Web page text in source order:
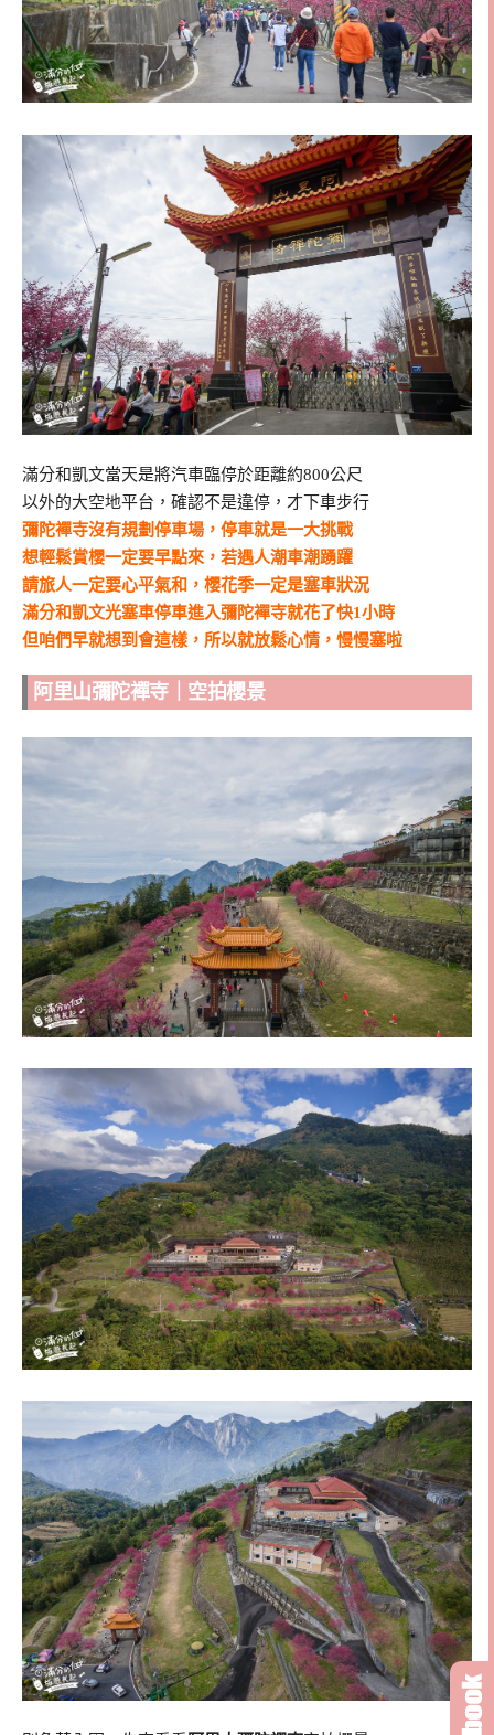
滿分和凱文當天是將汽車臨停於距離約800公尺
以外的大空地平台，確認不是違停，才下車步行
彌陀襌寺沒有規劃停車場，停車就是一大挑戰
想輕鬆賞櫻一定要早點來，若遇人潮車潮踴躍
請旅人一定要心平氣和，櫻花季一定是塞車狀況
滿分和凱文光塞車停車進入彌陀襌寺就花了快1小時
但咱們早就想到會這樣，所以就放鬆心情，慢慢塞啦
阿里山彌陀襌寺｜空拍櫻景